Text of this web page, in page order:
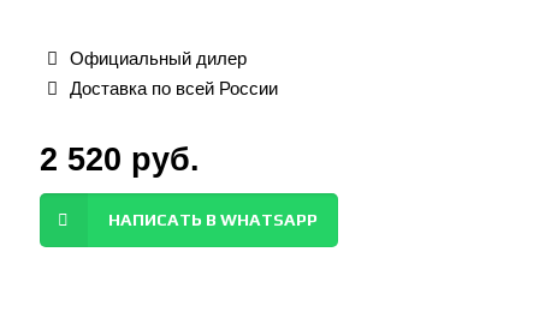
Официальный дилер
Доставка по всей России
2 520 руб.
НАПИСАТЬ В WHATSAPP